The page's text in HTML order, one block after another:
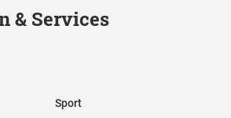
& Services
Sport